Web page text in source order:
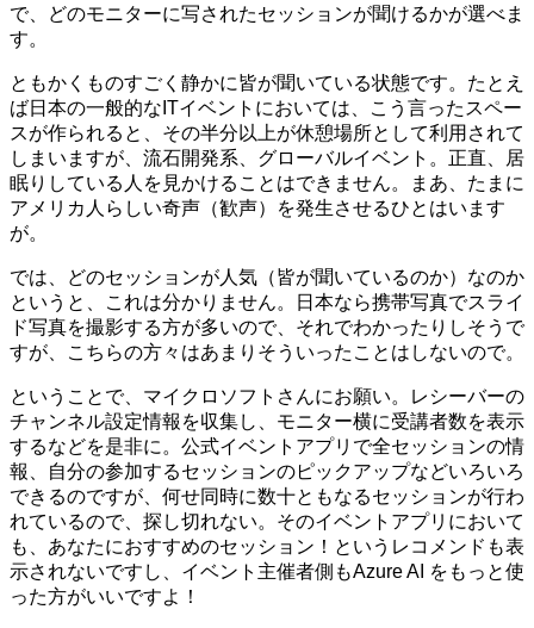
で、どのモニターに写されたセッションが聞けるかが選べま
す。
ともかくものすごく静かに皆が聞いている状態です。たとえ
ば日本の一般的なITイベントにおいては、こう言ったスペー
スが作られると、その半分以上が休憩場所として利用されて
しまいますが、流石開発系、グローバルイベント。正直、居
眠りしている人を見かけることはできません。まあ、たまに
アメリカ人らしい奇声（歓声）を発生させるひとはいます
が。
では、どのセッションが人気（皆が聞いているのか）なのか
というと、これは分かりません。日本なら携帯写真でスライ
ド写真を撮影する方が多いので、それでわかったりしそうで
すが、こちらの方々はあまりそういったことはしないので。
ということで、マイクロソフトさんにお願い。レシーバーの
チャンネル設定情報を収集し、モニター横に受講者数を表示
するなどを是非に。公式イベントアプリで全セッションの情
報、自分の参加するセッションのピックアップなどいろいろ
できるのですが、何せ同時に数十ともなるセッションが行わ
れているので、探し切れない。そのイベントアプリにおいて
も、あなたにおすすめのセッション！というレコメンドも表
示されないですし、イベント主催者側もAzure AI をもっと使
った方がいいですよ！